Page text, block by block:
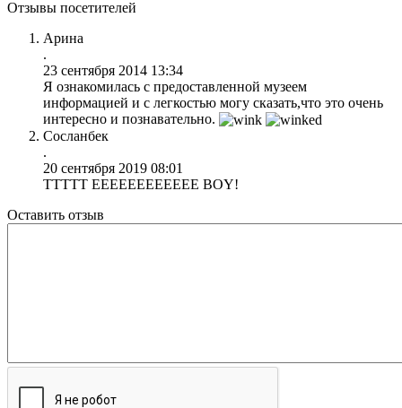
Отзывы посетителей
Арина
.
23 сентября 2014 13:34
Я ознакомилась с предоставленной музеем
информацией и с легкостью могу сказать,что это очень
интересно и познавательно.
Сосланбек
.
20 сентября 2019 08:01
TTTTT EEEEEEEEEEEE BOY!
Оставить отзыв